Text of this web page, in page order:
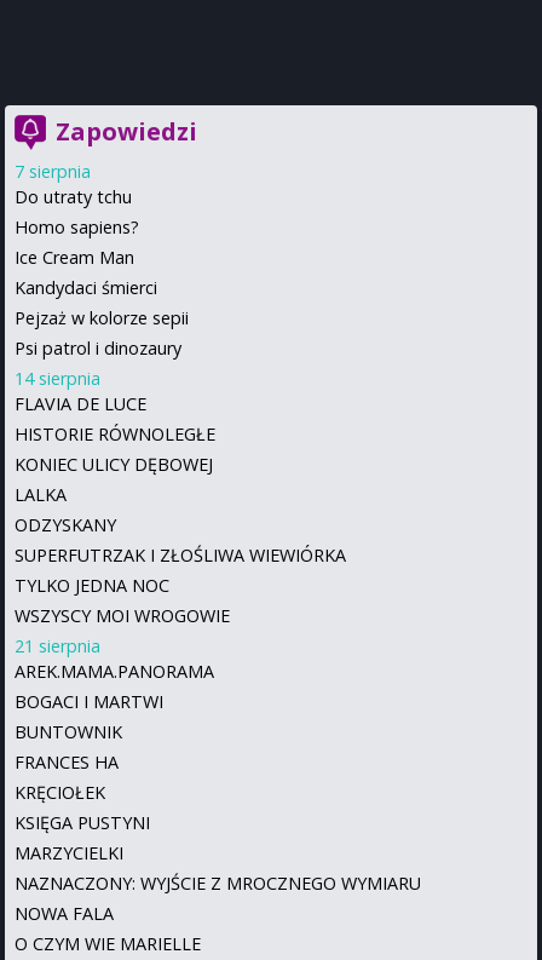
Zapowiedzi
7 sierpnia
Do utraty tchu
Homo sapiens?
Ice Cream Man
Kandydaci śmierci
Pejzaż w kolorze sepii
Psi patrol i dinozaury
14 sierpnia
FLAVIA DE LUCE
HISTORIE RÓWNOLEGŁE
KONIEC ULICY DĘBOWEJ
LALKA
ODZYSKANY
SUPERFUTRZAK I ZŁOŚLIWA WIEWIÓRKA
TYLKO JEDNA NOC
WSZYSCY MOI WROGOWIE
21 sierpnia
AREK.MAMA.PANORAMA
BOGACI I MARTWI
BUNTOWNIK
FRANCES HA
KRĘCIOŁEK
KSIĘGA PUSTYNI
MARZYCIELKI
NAZNACZONY: WYJŚCIE Z MROCZNEGO WYMIARU
NOWA FALA
O CZYM WIE MARIELLE